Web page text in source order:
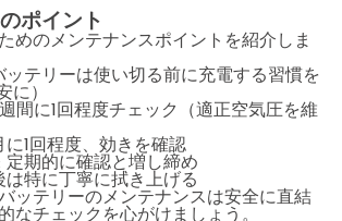
ポイント
めのメンテナンスポイントを紹介しま
ッテリーは使い切る前に充電する習慣を
に）
間に1回程度チェック（適正空気圧を維
に1回程度、効きを確認
定期的に確認と増し締め
は特に丁寧に拭き上げる
ッテリーのメンテナンスは安全に直結
なチェックを心がけましょう。